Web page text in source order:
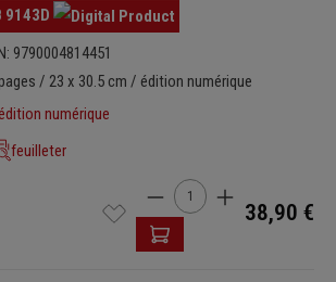
9143D
9790004814451
/ 23 x 30.5 cm / édition numérique
numérique
feuilleter
Quantité de produit :
38,90 €